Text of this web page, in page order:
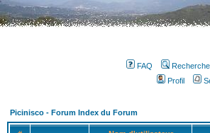
FAQ
Profil
Picinisco - Forum Index du Forum